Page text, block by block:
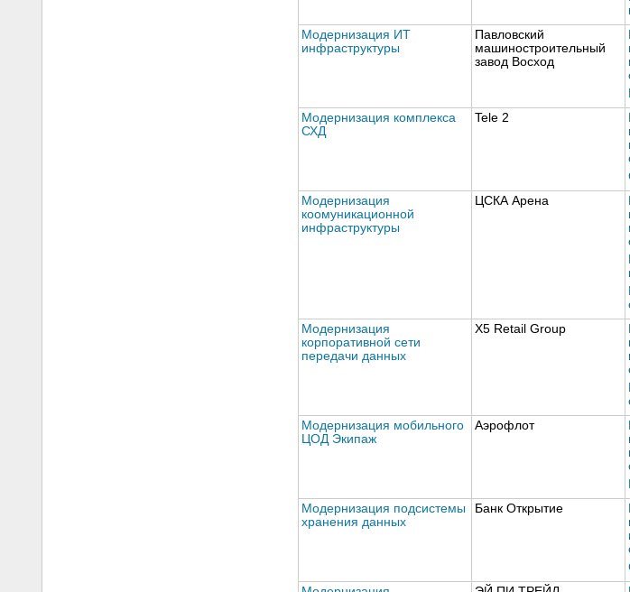
Модернизация ИТ
инфраструктуры
Павловский
машиностроительный
завод Восход
Модернизация комплекса
СХД
Tele 2
Модернизация
коомуникационной
инфраструктуры
ЦСКА Арена
Модернизация
корпоративной сети
передачи данных
X5 Retail Group
Модернизация мобильного
ЦОД Экипаж
Аэрофлот
Модернизация подсистемы
хранения данных
Банк Открытие